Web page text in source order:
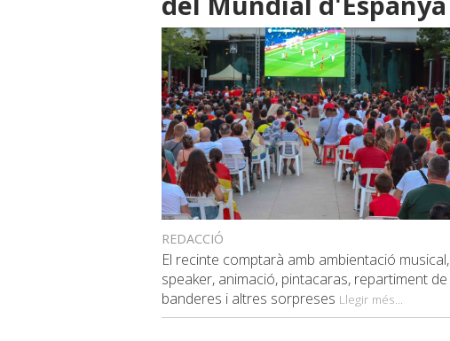
REDACCIÓ
El recinte comptarà amb ambientació musical,
speaker, animació, pintacaras, repartiment de
banderes i altres sorpreses Llegir més...